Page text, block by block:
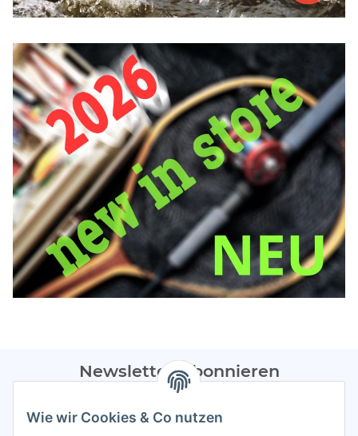
Newsletter Abonnieren
Bitte sendet mir entsprechend eurer
regelmäßig Infos zu euren Aktionen per E-Mail zu.
Wie wir Cookies & Co nutzen